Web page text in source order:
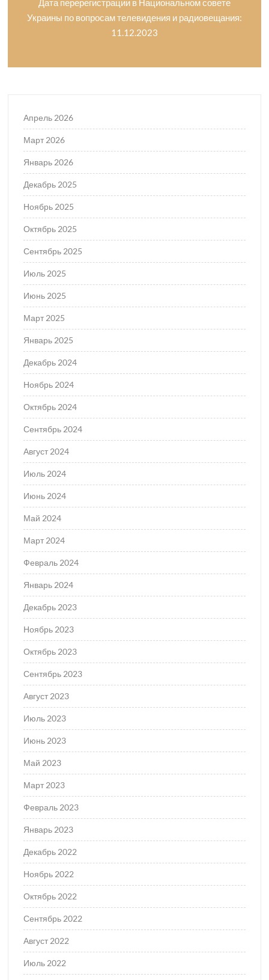
Дата перерегистрации в Национальном совете
Украины по вопросам телевидения и радиовещания:
11.12.2023
Апрель 2026
Март 2026
Январь 2026
Декабрь 2025
Ноябрь 2025
Октябрь 2025
Сентябрь 2025
Июль 2025
Июнь 2025
Март 2025
Январь 2025
Декабрь 2024
Ноябрь 2024
Октябрь 2024
Сентябрь 2024
Август 2024
Июль 2024
Июнь 2024
Май 2024
Март 2024
Февраль 2024
Январь 2024
Декабрь 2023
Ноябрь 2023
Октябрь 2023
Сентябрь 2023
Август 2023
Июль 2023
Июнь 2023
Май 2023
Март 2023
Февраль 2023
Январь 2023
Декабрь 2022
Ноябрь 2022
Октябрь 2022
Сентябрь 2022
Август 2022
Июль 2022